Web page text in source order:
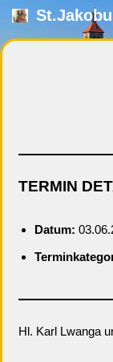
Zum
TERMIN
Datum:
Hl. Karl Lwanga